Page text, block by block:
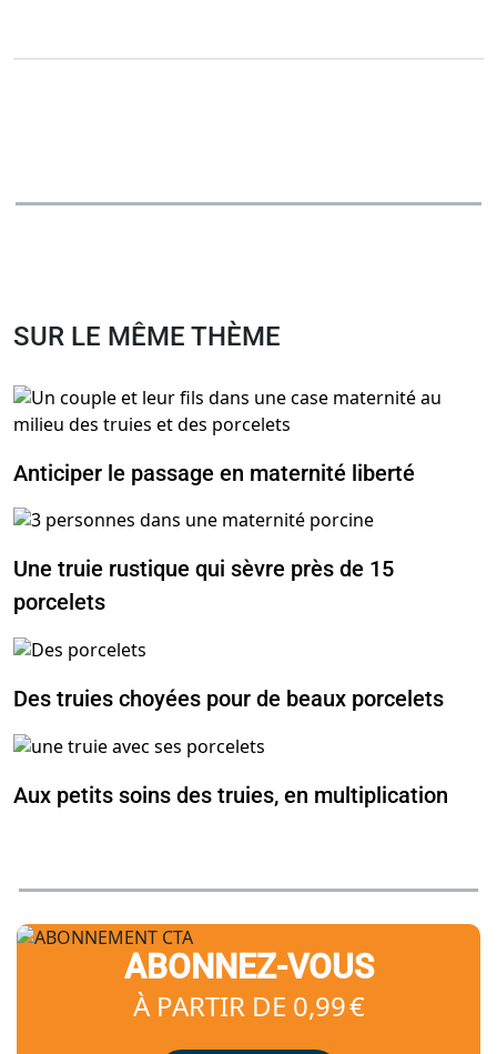
SUR LE MÊME THÈME
Anticiper le passage en maternité liberté
Une truie rustique qui sèvre près de 15
porcelets
Des truies choyées pour de beaux porcelets
Aux petits soins des truies, en multiplication
ABONNEZ-VOUS
À PARTIR DE 0,99 €